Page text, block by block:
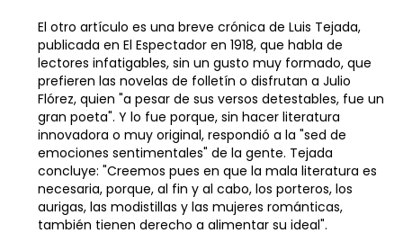
El otro artículo es una breve crónica de Luis Tejada,
publicada en El Espectador en 1918, que habla de
lectores infatigables, sin un gusto muy formado, que
prefieren las novelas de folletín o disfrutan a Julio
Flórez, quien "a pesar de sus versos detestables, fue un
gran poeta". Y lo fue porque, sin hacer literatura
innovadora o muy original, respondió a la "sed de
emociones sentimentales" de la gente. Tejada
concluye: "Creemos pues en que la mala literatura es
necesaria, porque, al fin y al cabo, los porteros, los
aurigas, las modistillas y las mujeres románticas,
también tienen derecho a alimentar su ideal".